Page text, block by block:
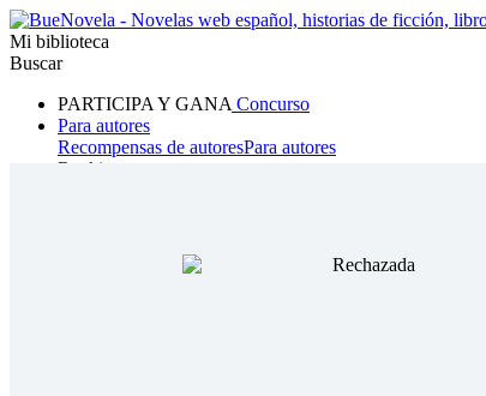
Mi biblioteca
Buscar
PARTICIPA Y GANA Concurso
Para autores
Recompensas de autoresPara autores
Ranking
Hombre lobo Sistema Fantasía